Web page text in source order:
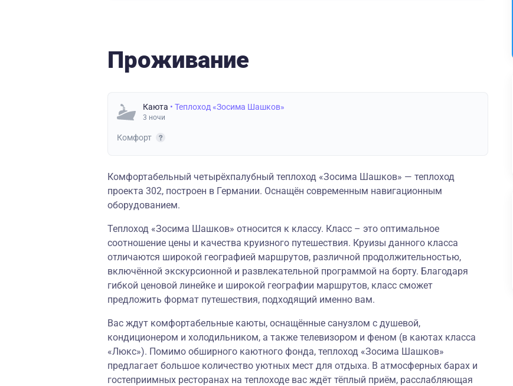
Проживание
Каюта • Теплоход «Зосима Шашков»
3 ночи
Комфорт
Комфортабельный четырёхпалубный теплоход «Зосима Шашков» — теплоход
проекта 302, построен в Германии. Оснащён современным навигационным
оборудованием.
Теплоход «Зосима Шашков» относится к классу. Класс – это оптимальное
соотношение цены и качества круизного путешествия. Круизы данного класса
отличаются широкой географией маршрутов, различной продолжительностью,
включённой экскурсионной и развлекательной программой на борту. Благодаря
гибкой ценовой линейке и широкой географии маршрутов, класс сможет
предложить формат путешествия, подходящий именно вам.
Вас ждут комфортабельные каюты, оснащённые санузлом с душевой,
кондиционером и холодильником, а также телевизором и феном (в каютах класса
«Люкс»). Помимо обширного каютного фонда, теплоход «Зосима Шашков»
предлагает большое количество уютных мест для отдыха. В атмосферных барах и
гостеприимных ресторанах на теплоходе вас ждёт тёплый приём, расслабляющая